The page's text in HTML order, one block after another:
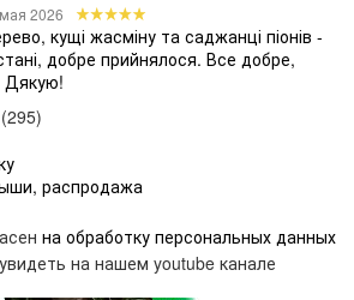
2026
кущі жасміну та саджанці піонів -
добре прийнялося. Все добре,
Дякую!
распродажа
на обработку персональных данных
на нашем youtube канале